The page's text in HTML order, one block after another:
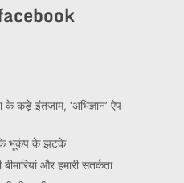
के कड़े इंतजाम, ‘अभिज्ञान’ ऐप
के भूकंप के झटके
और हमारी सतर्कता